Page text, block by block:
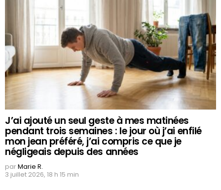
J’ai ajouté un seul geste à mes matinées
pendant trois semaines : le jour où j’ai enfilé
mon jean préféré, j’ai compris ce que je
négligeais depuis des années
parMarie R.
3 juillet 2026, 18 h 15 min